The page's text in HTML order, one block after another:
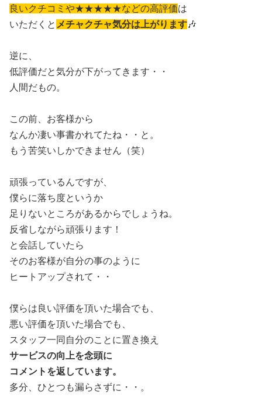
良いクチコミや★★★★★などの高評価は
いただくと メチャクチャ気分は上がります🎶
逆に、
低評価だと気分が下がってきます・・
人間だもの。
この前、お客様から
なんか凄い事書かれてたね・・と。
もう苦笑いしかできません（笑）
頑張っているんですが、
僕らに落ち度というか
足りないところがあるからでしょうね。
反省しながら頑張ります！
と会話していたら
そのお客様が自分の事のように
ヒートアップされて・・
僕らは良い評価を頂いた場合でも、
悪い評価を頂いた場合でも、
スタッフ一同自分のことに置き換え
サービスの向上を念頭に
コメントを返しています。
多分、ひとつも漏らさずに・・。